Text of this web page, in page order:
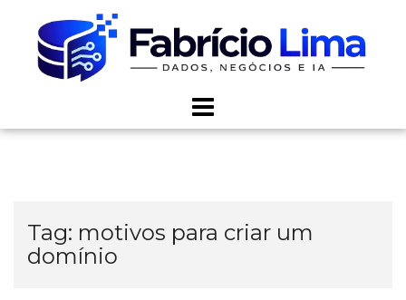
content
Tag: motivos para criar um
domínio